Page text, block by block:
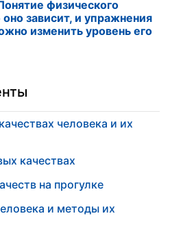
физического
зависит, и упражнения
изменить уровень его
человека и их
качествах
на прогулке
и методы их